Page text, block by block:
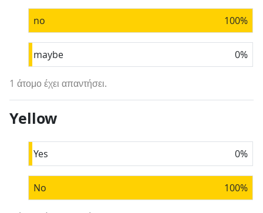
100%
no
0%
maybe
1 άτομο έχει απαντήσει.
Yellow
0%
Yes
100%
No